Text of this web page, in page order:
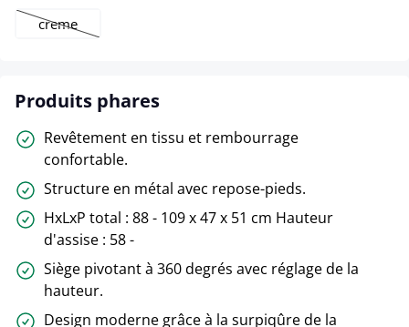
creme
(Cette option n'est pas disponible pour le moment.)
Produits phares
Revêtement en tissu et rembourrage
confortable.
Structure en métal avec repose-pieds.
HxLxP total : 88 - 109 x 47 x 51 cm Hauteur
d'assise : 58 -
Siège pivotant à 360 degrés avec réglage de la
hauteur.
Design moderne grâce à la surpiqûre de la